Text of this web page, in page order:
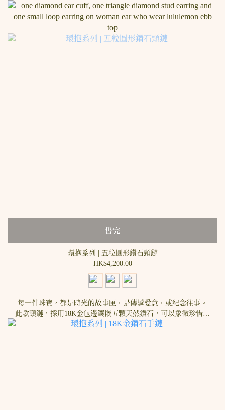
售完
環抱系列 | 五粒圓形鑽石頸鏈
HK$4,200.00
每一件珠寶，都是時光的故事匣，是傳遞愛意，或紀念往事。
此款頸鏈，採用18K金包邊鑲嵌五顆天然鑽石，可以象徵珍惜的
親人朋友，或銘紀生命中最珍貴的片段。最適合送給你最珍貴